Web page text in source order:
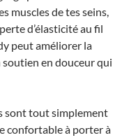
muscles de tes seins,
d’élasticité au fil
peut améliorer la
en douceur qui
sont tout simplement
confortable à porter à